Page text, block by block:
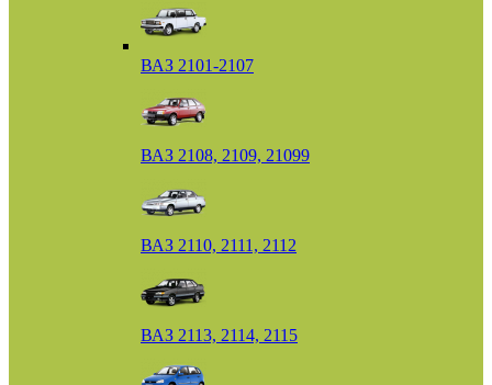
ВАЗ 2101-2107
ВАЗ 2108, 2109, 21099
ВАЗ 2110, 2111, 2112
ВАЗ 2113, 2114, 2115